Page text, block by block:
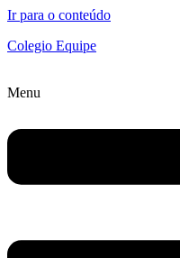
Ir para o conteúdo
Colegio Equipe
Menu